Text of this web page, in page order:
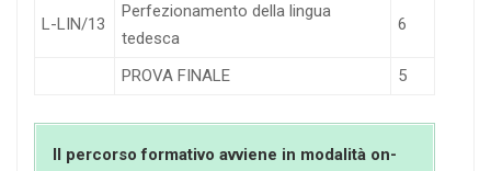
L-LIN/13
Perfezionamento della lingua
tedesca
6
PROVA FINALE 5
Il percorso formativo avviene in modalità on-